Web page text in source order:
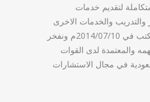
لتقديم خدمات
والتدريب والخدمات الاخرى
المساندة. تاسس المكتب في 2014/07/10م ونفخر
والمعتمدة لدى القوات
في مجال الاستشارات